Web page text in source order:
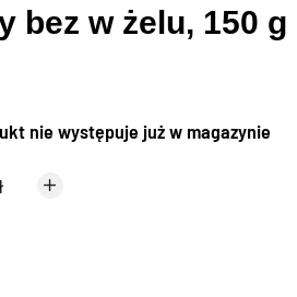
Szampony i suplementy na
Tabletki na włosy, skórę i
Błonnik w tabletkach
bez w żelu, 150 g
nie występuje już w magazynie